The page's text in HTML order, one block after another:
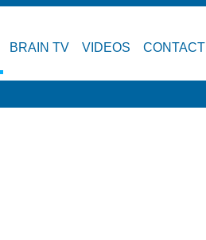
BRAIN TV VIDEOS CONTACT